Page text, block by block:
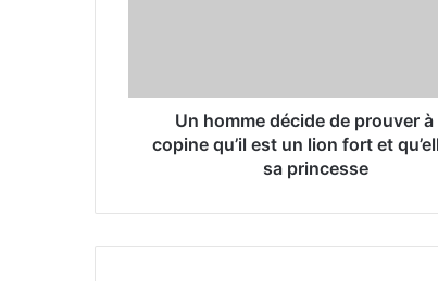
r
Un homme décide de prouver à
copine qu’il est un lion fort et
sa princesse